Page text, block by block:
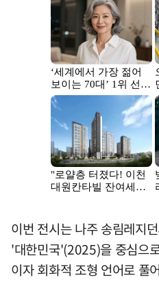
이번 전시는 나주 송림레지
'대한민국'(2025)을 중심으
이자 회화적 조형 언어로 풀